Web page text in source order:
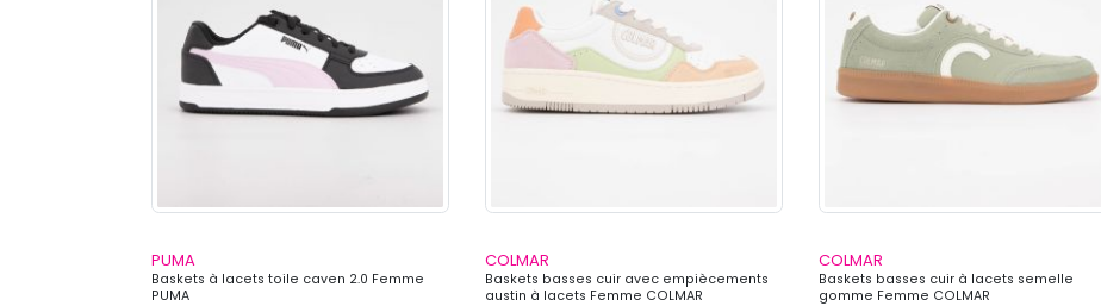
PUMA
Baskets à lacets toile caven 2.0 Femme
PUMA
COLMAR
Baskets basses cuir avec empiècements
austin à lacets Femme COLMAR
COLMAR
Baskets basses cuir à lacets semelle
gomme Femme COLMAR